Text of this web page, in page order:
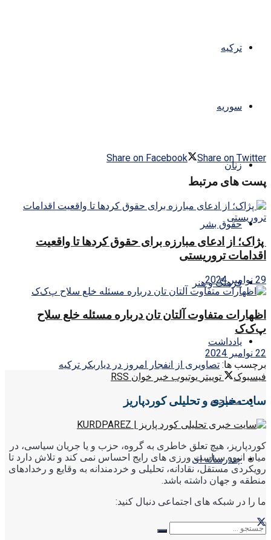
ترکیه
سوریه
زنان
حقوق بشر
فرهنگ و هنر
یادداشت
مصاحبه
چندرسانه ای
Share on Facebook Share on Twitter
پست های مرتبط
پژاک؛ از ادعای مبارزه برای حقوق کردها تا واقعیت
اقدامات تروریستی
29 نوامبر 2024
اظهارات متفاوت آلتان تان درباره مسئله خلع سلاح
پ‌ک‌ک
22 نوامبر 2024
برچسب ها: تصاویری از انفجار امروز در دیاربکر ترکیه
فیسبوک
توییتر یوتیوب خبر خوان RSS
سایت خبری و تحلیلی کوردپاریز
کوردپاریز، هیچ تعلق خاطری به گروه، حزب و یا جریان سیاسی، در
میان انبوه سیاست ورزی های رایج احساس نمی کند و تلاش دارد تا
رویکردی مستقل، نقادانه، تحلیلی و خردمندانه به وقایع و رخدادهای
منطقه و جهان داشته باشد.
ما را در شبکه های اجتماعی دنبال کنید: